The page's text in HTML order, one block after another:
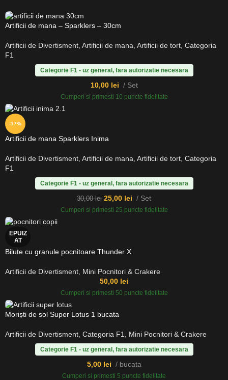
Artificii de mana – Sparklers – 30cm
Artificii de Divertisment, Artificii de mana, Artificii de tort, Categoria
F1
Categorie F1 - uz general, fara autorizatie necesara
10,00 lei Set
Cumperi si primesti 10 puncte fidelitate
-17%
Artificii de mana Sparklers Inima
Artificii de Divertisment, Artificii de mana, Artificii de tort, Categoria
F1
Categorie F1 - uz general, fara autorizatie necesara
30,00lei 25,00 lei Set
Cumperi si primesti 25 puncte fidelitate
EPUIZ
AT
Bilute cu granule pocnitoare Thunder X
Artificii de Divertisment Mini Pocnitori & Crakere
50,00 lei
Cumperi si primesti 50 puncte fidelitate
Moriști de sol Super Lotus 1 bucata
Artificii de Divertisment Categoria F1 Mini Pocnitori & Crakere
Categorie F1 - uz general, fara autorizatie necesara
5,00 lei bucata
Cumperi si primesti 5 puncte fidelitate